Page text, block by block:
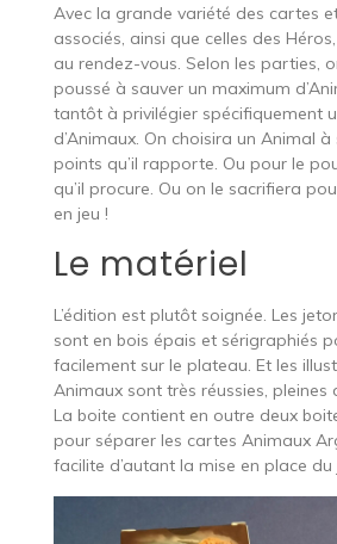
Avec la grande variété des cartes
associés, ainsi que celles des
au rendez-vous. Selon les parties,
poussé à sauver un maximum
tantôt à privilégier spécifiquement
d’Animaux. On choisira un Animal
points qu’il rapporte. Ou pour le
qu’il procure. Ou on le sacrifiera
en jeu !
Le matériel
L’édition est plutôt soignée. Les
sont en bois épais et sérigraphiés
facilement sur le plateau. Et les
Animaux sont très réussies, pleines
La boite contient en outre deux
pour séparer les cartes Animaux
facilite d’autant la mise en place du